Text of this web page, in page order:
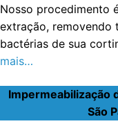
Nosso procedimento
extração, removendo
bactérias de sua
mais…
Impermeabilização
São